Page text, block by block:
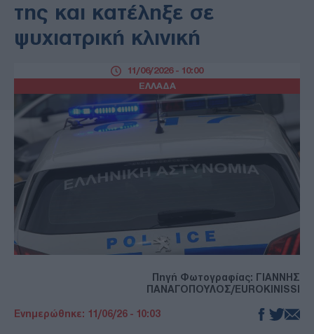
MEDIA
LIFESTYLE
SPORTS
ΑΥΤΟΔΙΟΙΚΗΣΗ
ΤΕΧΝΟΛΟΓΙΑ
ΠΑΡΑΞΕΝΑ
ΖΩΔΙΑ
ΑΡΘΡΟΓΡΑΦΙΑ
της και κατέληξε σε
ψυχιατρική κλινική
ΕΛΛΑΔΑ
11/06/2026 - 10:00
Πηγή Φωτογραφίας: ΓΙΑΝΝΗΣ
ΠΑΝΑΓΟΠΟΥΛΟΣ/EUROKINISSI
Ενημερώθηκε: 11/06/26 - 10:03